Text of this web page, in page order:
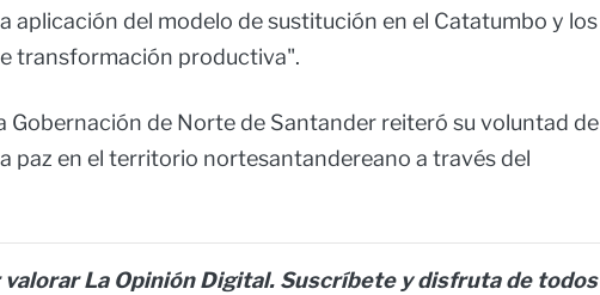
aplicación del modelo de sustitución en el Catatumbo y los
transformación productiva".
Gobernación de Norte de Santander reiteró su voluntad de
paz en el territorio nortesantandereano a través del
valorar La Opinión Digital. Suscríbete y disfruta de todos